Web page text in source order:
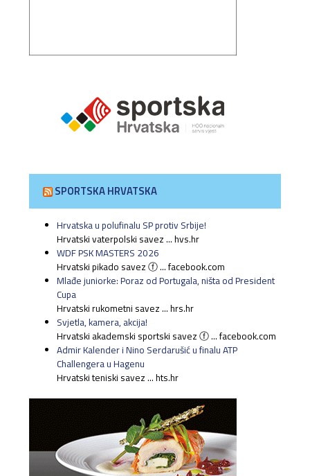
SPORTSKA HRVATSKA
Hrvatska u polufinalu SP protiv Srbije!
Hrvatski vaterpolski savez ... hvs.hr
WDF PSK MASTERS 2026
Hrvatski pikado savez ⓕ ... facebook.com
Mlađe juniorke: Poraz od Portugala, ništa od President
Cupa
Hrvatski rukometni savez ... hrs.hr
Svjetla, kamera, akcija!
Hrvatski akademski sportski savez ⓕ ... facebook.com
Admir Kalender i Nino Serdarušić u finalu ATP
Challengera u Hagenu
Hrvatski teniski savez ... hts.hr